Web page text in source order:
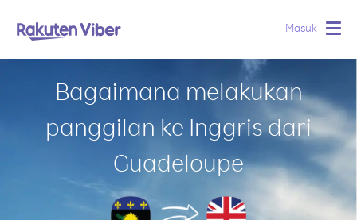
Masuk
Bagaimana melakukan
panggilan ke Inggris dari
Guadeloupe